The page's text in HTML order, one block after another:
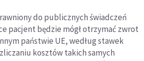
do publicznych świadczeń
pacjent będzie mógł otrzymać zwrot
państwie UE, według stawek
kosztów takich samych